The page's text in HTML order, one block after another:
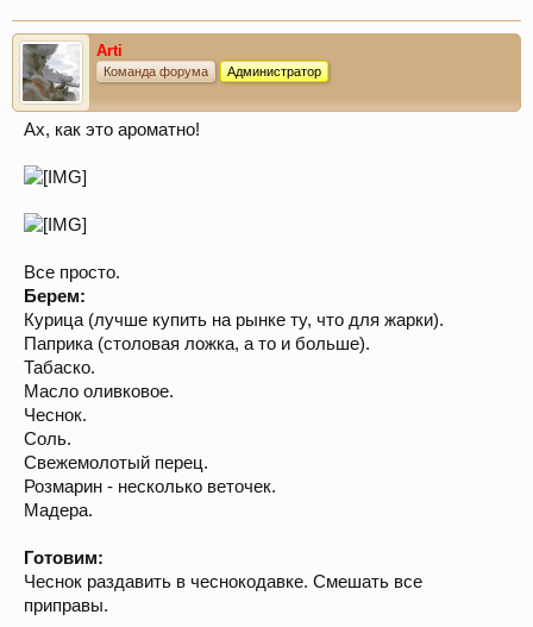
Arti
Команда форума Администратор
Ах, как это ароматно!
Все просто.
Берем:
Курица (лучше купить на рынке ту, что для жарки).
Паприка (столовая ложка, а то и больше).
Табаско.
Масло оливковое.
Чеснок.
Соль.
Свежемолотый перец.
Розмарин - несколько веточек.
Мадера.
Готовим:
Чеснок раздавить в чеснокодавке. Смешать все
приправы.